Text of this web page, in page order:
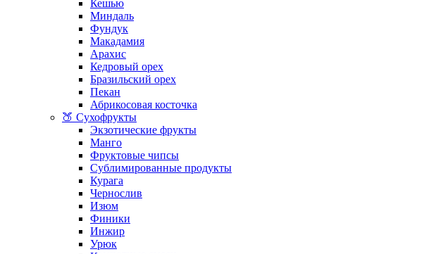
Кешью
Миндаль
Фундук
Макадамия
Арахис
Кедровый орех
Бразильский орех
Пекан
Абрикосовая косточка
🍑 Сухофрукты
Экзотические фрукты
Манго
Фруктовые чипсы
Сублимированные продукты
Курага
Чернослив
Изюм
Финики
Инжир
Урюк